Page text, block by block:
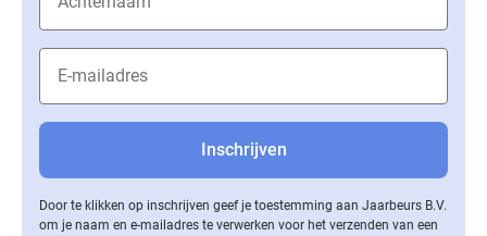
Door te klikken op inschrijven geef je toestemming aan Jaarbeurs B.V.
om je naam en e-mailadres te verwerken voor het verzenden van een